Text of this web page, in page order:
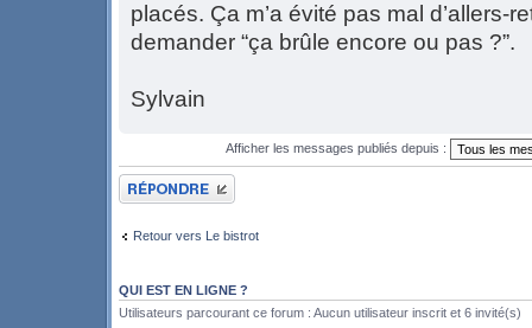
placés. Ça m’a évité pas mal d’allers-
demander “ça brûle encore ou pas ?”.
Sylvain
Afficher les messages publiés depuis :
Publier une réponse
Retour vers Le bistrot
QUI EST EN LIGNE ?
Utilisateurs parcourant ce forum : Aucun utilisateur inscrit et 6 invité(s)